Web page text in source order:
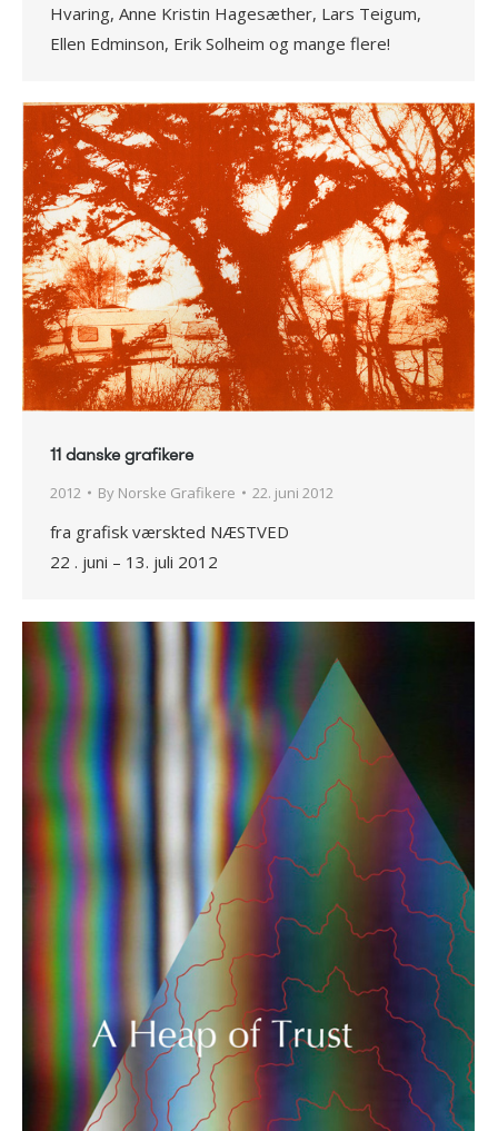
Hvaring, Anne Kristin Hagesæther, Lars Teigum,
Ellen Edminson, Erik Solheim og mange flere!
11 danske grafikere
2012 By Norske Grafikere 22. juni 2012
fra grafisk værskted NÆSTVED
22 . juni – 13. juli 2012